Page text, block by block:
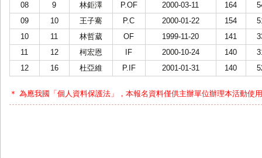
08
9 林鉅澤 P.OF 2000-03-11 164
09
10 王子騫 P.C 2000-01-22 154
10
11 林哲葳 OF 1999-11-20 141
11
12 柯宏恩 IF 2000-10-24 140
12
16 杜亞維 P.IF 2001-01-31 140
＊ 為應我國「個人資料保護法」，本報名資料僅供主辦單位辦理本活動使